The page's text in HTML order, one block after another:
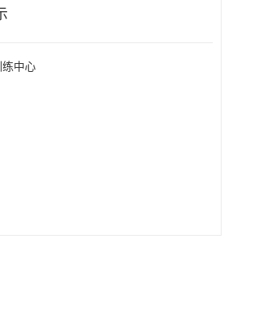
练中心